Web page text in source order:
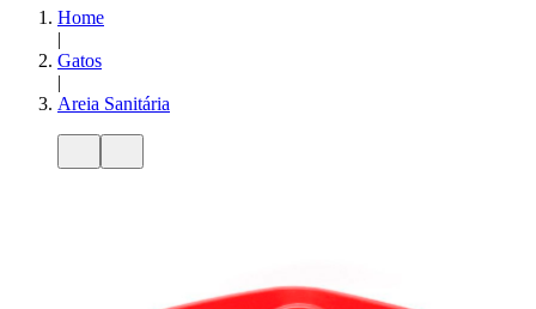
Home
|
Gatos
|
Areia Sanitária